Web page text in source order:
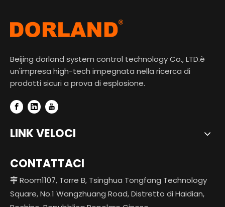
Beijing dorland system control technology Co., LTD.è
un'impresa high-tech impegnata nella ricerca di
prodotti sicuri a prova di esplosione.
LINK VELOCI
CONTATTACI
 Room1107, Torre B, Tsinghua Tongfang Technology
Square, No.1 Wangzhuang Road, Distretto di Haidian,